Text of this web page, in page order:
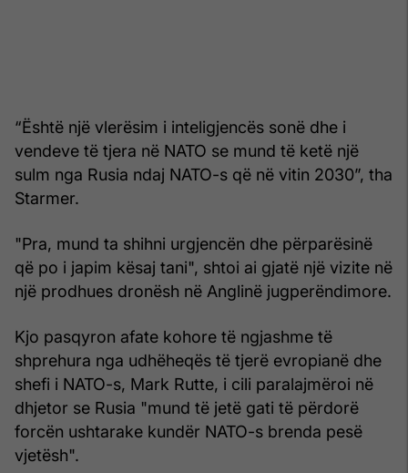
“Është një vlerësim i inteligjencës sonë dhe i
vendeve të tjera në NATO se mund të ketë një
sulm nga Rusia ndaj NATO-s që në vitin 2030”, tha
Starmer.
"Pra, mund ta shihni urgjencën dhe përparësinë
që po i japim kësaj tani", shtoi ai gjatë një vizite në
një prodhues dronësh në Anglinë jugperëndimore.
Kjo pasqyron afate kohore të ngjashme të
shprehura nga udhëheqës të tjerë evropianë dhe
shefi i NATO-s, Mark Rutte, i cili paralajmëroi në
dhjetor se Rusia "mund të jetë gati të përdorë
forcën ushtarake kundër NATO-s brenda pesë
vjetësh".